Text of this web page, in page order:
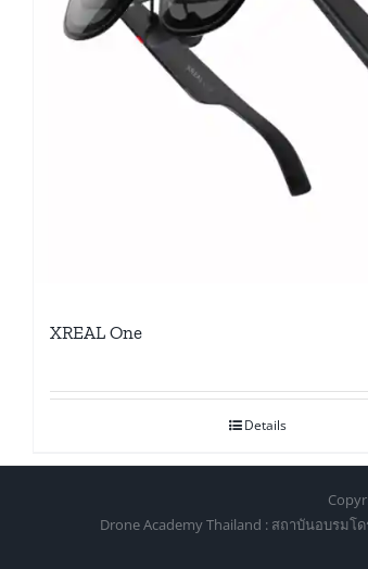
XREAL One
Details
Drone Academy Thailand : สถาบันอบรมโ